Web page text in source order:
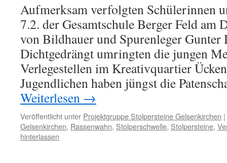
Aufmerksam verfolgten Schülerinnen
7.2. der Gesamtschule Berger Feld am
von Bildhauer und Spurenleger Gunter
Dichtgedrängt umringten die jungen
Verlegestellen im Kreativquartier
Jugendlichen haben jüngst die
Weiterlesen →
Veröffentlicht unter Projektgruppe Stolpersteine Gelsenkirchen |
Gelsenkirchen, Rassenwahn, Stolperschwelle, Stolpersteine,
hinterlassen